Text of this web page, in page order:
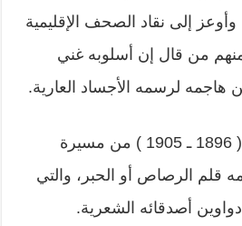
وأوعز إلى نقاد الصحف الإقليمية
من قال إن أسلوبه غني
هاجمه لرسمه الأجساد العارية.
اشتملت هذه المرحلة ( 1896 ـ 1905 ) من مسيرة
قلم الرصاص أو الحبر، والتي
أصدقائه الشعرية.